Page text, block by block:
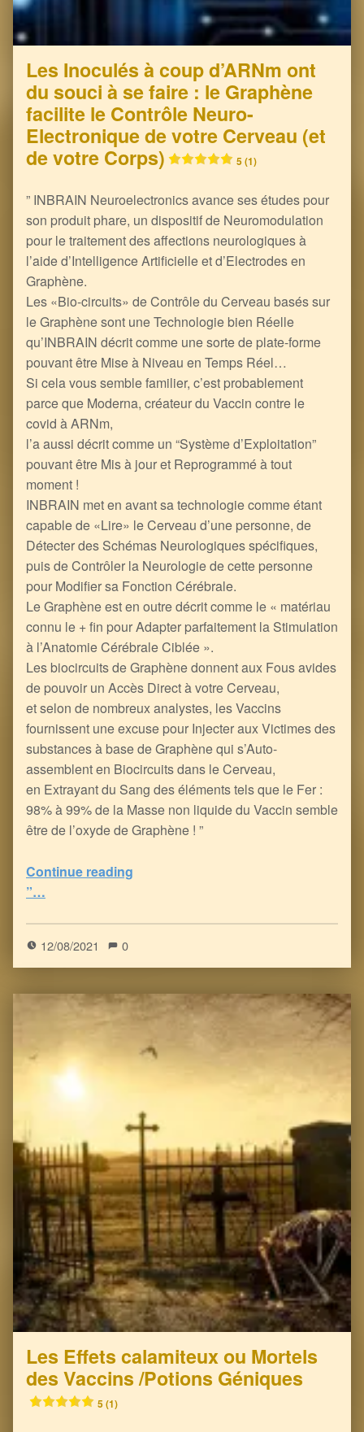
Les Inoculés à coup d’ARNm ont
du souci à se faire : le Graphène
facilite le Contrôle Neuro-
Electronique de votre Cerveau (et
de votre Corps)
5 (1)
” INBRAIN Neuroelectronics avance ses études pour
son produit phare, un dispositif de Neuromodulation
pour le traitement des affections neurologiques à
l’aide d’Intelligence Artificielle et d’Electrodes en
Graphène.
Les «Bio-circuits» de Contrôle du Cerveau basés sur
le Graphène sont une Technologie bien Réelle
qu’INBRAIN décrit comme une sorte de plate-forme
pouvant être Mise à Niveau en Temps Réel…
Si cela vous semble familier, c’est probablement
parce que Moderna, créateur du Vaccin contre le
covid à ARNm,
l’a aussi décrit comme un “Système d’Exploitation”
pouvant être Mis à jour et Reprogrammé à tout
moment !
INBRAIN met en avant sa technologie comme étant
capable de «Lire» le Cerveau d’une personne, de
Détecter des Schémas Neurologiques spécifiques,
puis de Contrôler la Neurologie de cette personne
pour Modifier sa Fonction Cérébrale.
Le Graphène est en outre décrit comme le « matériau
connu le + fin pour Adapter parfaitement la Stimulation
à l’Anatomie Cérébrale Ciblée ».
Les biocircuits de Graphène donnent aux Fous avides
de pouvoir un Accès Direct à votre Cerveau,
et selon de nombreux analystes, les Vaccins
fournissent une excuse pour Injecter aux Victimes des
substances à base de Graphène qui s’Auto-
assemblent en Biocircuits dans le Cerveau,
en Extrayant du Sang des éléments tels que le Fer :
98% à 99% de la Masse non liquide du Vaccin semble
être de l’oxyde de Graphène ! ”
Continue reading
”…
12/08/2021 0
Les Effets calamiteux ou Mortels
des Vaccins /Potions Géniques
5 (1)